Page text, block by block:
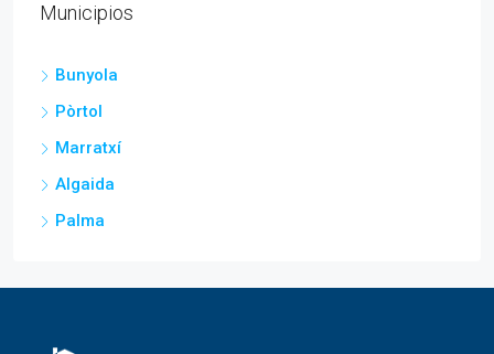
Municipios
Bunyola
Pòrtol
Marratxí
Algaida
Palma